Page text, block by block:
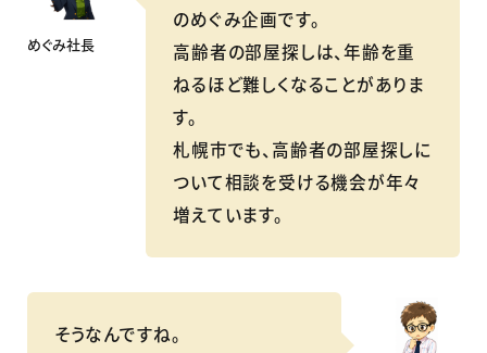
めぐみ社長
のめぐみ企画です。
高齢者の部屋探しは、年齢を重
ねるほど難しくなることがありま
す。
札幌市でも、高齢者の部屋探しに
ついて相談を受ける機会が年々
増えています。
そうなんですね。